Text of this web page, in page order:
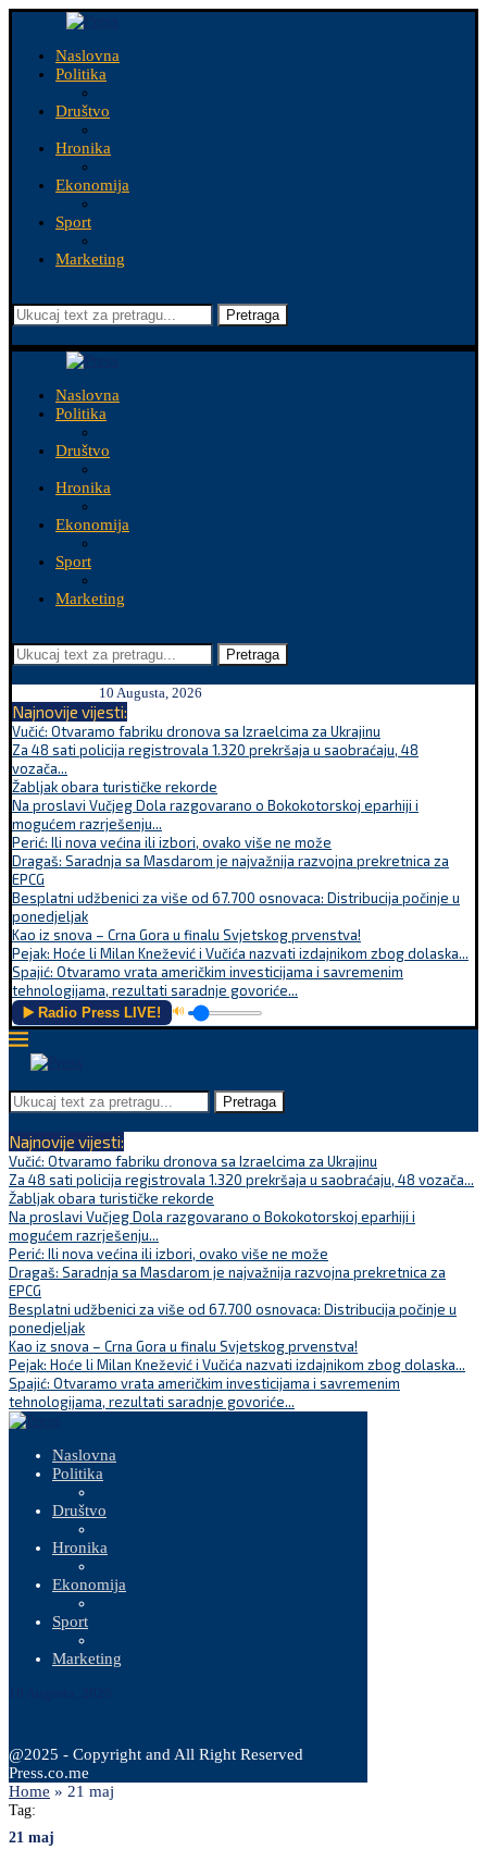
Naslovna
Politika
Društvo
Hronika
Ekonomija
Sport
Marketing
Pretraga
Naslovna
Politika
Društvo
Hronika
Ekonomija
Sport
Marketing
Pretraga
10 Augusta, 2026
Najnovije vijesti:
Vučić: Otvaramo fabriku dronova sa Izraelcima za Ukrajinu
Za 48 sati policija registrovala 1.320 prekršaja u saobraćaju, 48
vozača...
Žabljak obara turističke rekorde
Na proslavi Vučjeg Dola razgovarano o Bokokotorskoj eparhiji i
mogućem razrješenju...
Perić: Ili nova većina ili izbori, ovako više ne može
Dragaš: Saradnja sa Masdarom je najvažnija razvojna prekretnica za
EPCG
Besplatni udžbenici za više od 67.700 osnovaca: Distribucija počinje u
ponedjeljak
Kao iz snova – Crna Gora u finalu Svjetskog prvenstva!
Pejak: Hoće li Milan Knežević i Vučića nazvati izdajnikom zbog dolaska...
Spajić: Otvaramo vrata američkim investicijama i savremenim
tehnologijama, rezultati saradnje govoriće...
▶️ Radio Press LIVE! 🔊
Pretraga
Najnovije vijesti:
Vučić: Otvaramo fabriku dronova sa Izraelcima za Ukrajinu
Za 48 sati policija registrovala 1.320 prekršaja u saobraćaju, 48 vozača...
Žabljak obara turističke rekorde
Na proslavi Vučjeg Dola razgovarano o Bokokotorskoj eparhiji i
mogućem razrješenju...
Perić: Ili nova većina ili izbori, ovako više ne može
Dragaš: Saradnja sa Masdarom je najvažnija razvojna prekretnica za
EPCG
Besplatni udžbenici za više od 67.700 osnovaca: Distribucija počinje u
ponedjeljak
Kao iz snova – Crna Gora u finalu Svjetskog prvenstva!
Pejak: Hoće li Milan Knežević i Vučića nazvati izdajnikom zbog dolaska...
Spajić: Otvaramo vrata američkim investicijama i savremenim
tehnologijama, rezultati saradnje govoriće...
Naslovna
Politika
Društvo
Hronika
Ekonomija
Sport
Marketing
@2025 - Copyright and All Right Reserved
Press.co.me
Home » 21 maj
Tag:
21 maj